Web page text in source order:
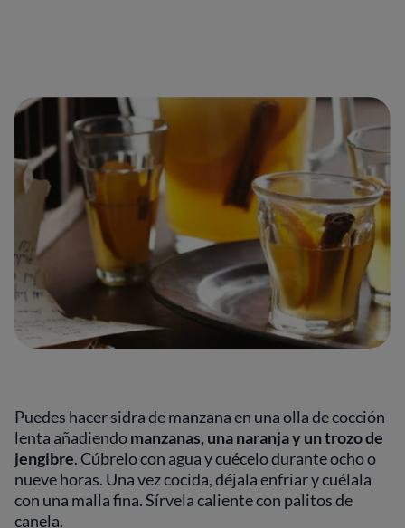
Puedes hacer sidra de manzana en una olla de cocción
lenta añadiendomanzanas, una naranja y un trozo de
jengibre. Cúbrelo con agua y cuécelo durante ocho o
nueve horas. Una vez cocida, déjala enfriar y cuélala
con una malla fina. Sírvela caliente con palitos de
canela.